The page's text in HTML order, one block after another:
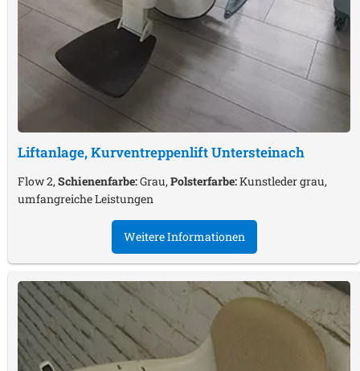
Liftanlage, KurventreppenliftUntersteinach
Flow 2,Schienenfarbe:Grau,Polsterfarbe:Kunstleder grau,
umfangreiche Leistungen
Weitere Informationen